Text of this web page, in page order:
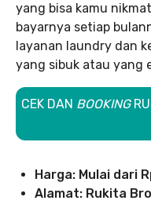
yang bisa kamu
bayarnya setiap
layanan laundry dan
yang sibuk atau yang
CEK DAN BOOKING
Harga: Mulai dari
Alamat: Rukita